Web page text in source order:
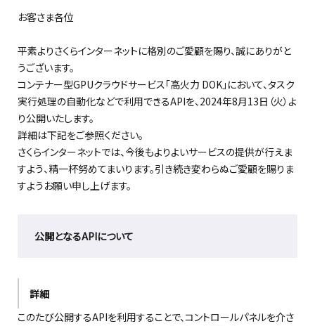
お客さま各位
平素よりさくらインターネットに格別のご愛顧を賜り、誠にありがと
うございます。
コンテナー型GPUクラウドサービス「高火力 DOK」において、タスク
実行処理の自動化などで利用できるAPIを、2024年8月13日（火）よ
り公開いたします。
詳細は下記をご参照ください。
さくらインターネットでは、今後もよりよいサービスの提供が行えま
すよう、精一杯努めてまいります。引き続き変わらぬご愛顧を賜りま
すようお願い申し上げます。
公開となるAPIについて
詳細
このたび公開するAPIを利用することで、コントロールパネルを介さ